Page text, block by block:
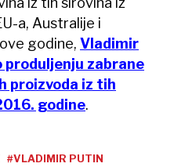
a, Australije i
godine, Vladimir
produljenju zabrane
proizvoda iz tih
godine.
#VLADIMIR PUTIN